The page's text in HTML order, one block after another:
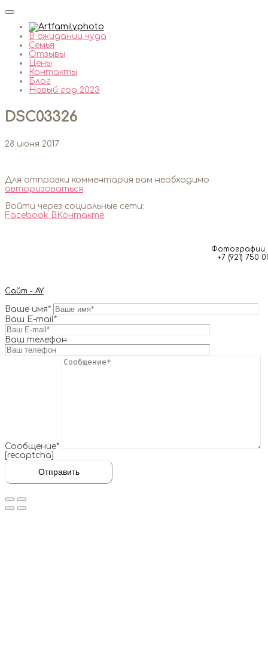
В ожидании чуда
Семья
Отзывы
Цены
Контакты
Блог
Новый год 2023
DSC03326
28 июня 2017
Для отправки комментария вам необходимо
авторизоваться.
Войти через социальные сети:
Facebook ВКонтакте
Фотографии
+7 (921) 750
Сайт - AY
Ваше имя*
Ваш E-mail*
Ваш телефон
Сообщение*
[recaptcha]